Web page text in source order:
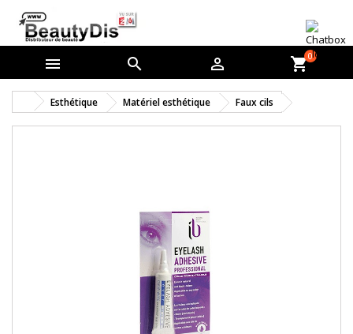
   shopping_cart0
Esthétique Matériel esthétique Faux cils